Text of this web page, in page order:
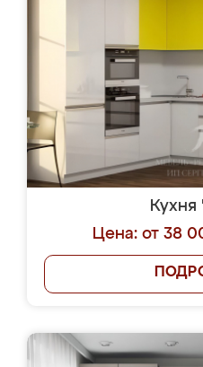
Кухня
Цена: от 38